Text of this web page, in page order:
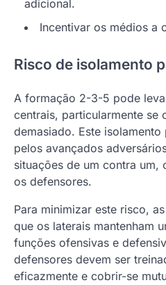
adicional.
Incentivar os médios a
Risco de isolamento
A formação 2-3-5 pode
centrais, particularmente se
demasiado. Este
pelos avançados
situações de um contra
os defensores.
Para minimizar este risco,
que os laterais mantenham
funções ofensivas e
defensores devem ser
eficazmente e cobrir-se